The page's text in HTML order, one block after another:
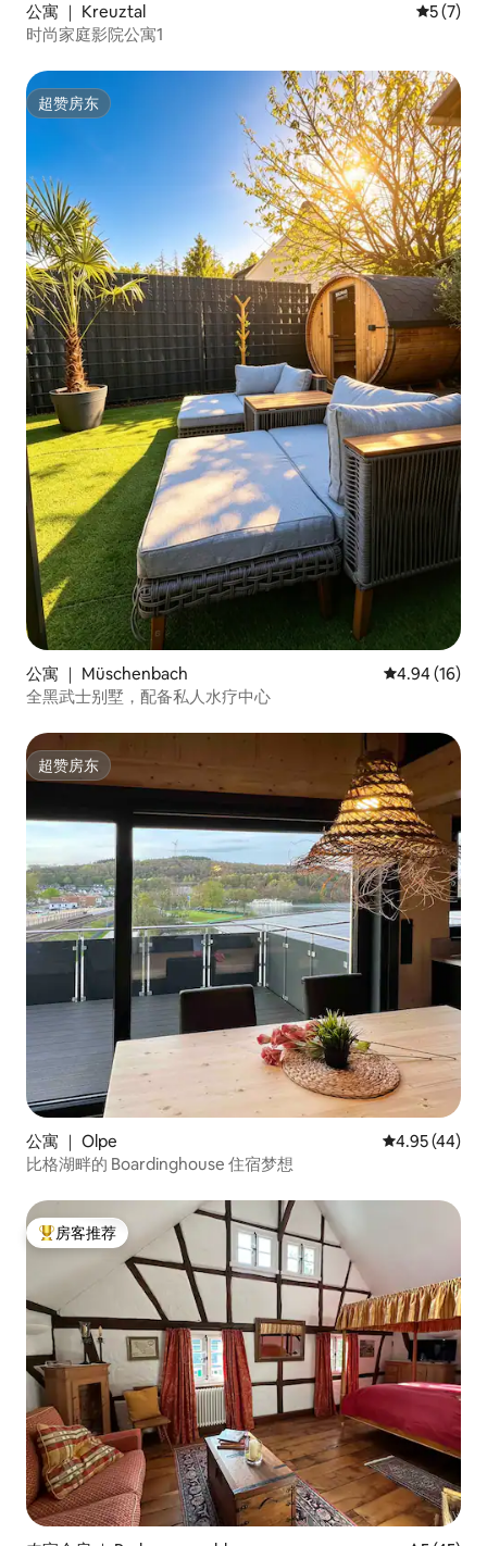
公寓 ｜ Kreuztal 平均评分
5 (7)
时尚家庭影院公寓1
超赞房东
超赞房东
公寓 ｜ Müschenbach 平均评分
4.94 (16)
全黑武士别墅，配备私人水疗中心
超赞房东
超赞房东
公寓 ｜ Olpe 平均评分
4.95 (44)
比格湖畔的 Boardinghouse 住宿梦想
热门「房客推荐」
房客推荐